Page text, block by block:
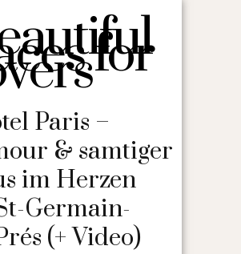
Paris –
& samtiger
im Herzen
Germain-
(+ Video)